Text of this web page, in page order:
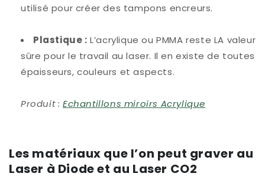
utilisé pour créer des tampons encreurs.
Plastique : L’acrylique ou PMMA reste LA valeur
sûre pour le travail au laser. Il en existe de toutes
épaisseurs, couleurs et aspects.
Produit : Echantillons miroirs Acrylique
Les matériaux que l’on peut graver au
Laser à Diode et au Laser CO2